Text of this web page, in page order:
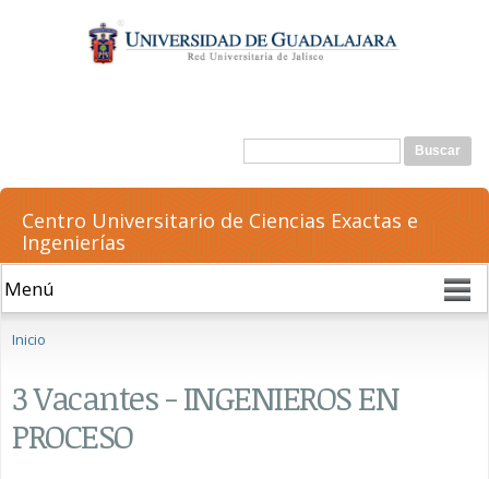
contenido
principal
Formulario de búsqueda
Buscar
Centro Universitario de Ciencias Exactas e
Ingenierías
Inicio
3 Vacantes - INGENIEROS EN
PROCESO